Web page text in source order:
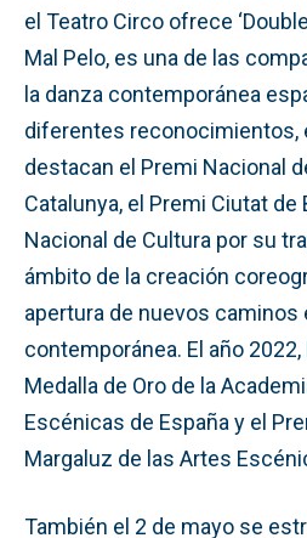
el Teatro Circo ofrece
Mal Pelo, es una de las
la danza contemporánea
diferentes reconocimientos,
destacan el Premi Nacional
Catalunya, el Premi Ciutat
Nacional de Cultura por su
ámbito de la creación
apertura de nuevos caminos
contemporánea. El año
Medalla de Oro de la
Escénicas de España y el
Margaluz de las Artes
También el 2 de mayo se